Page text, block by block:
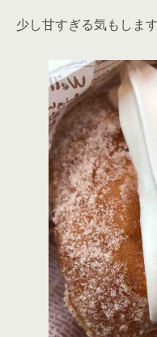
少し甘すぎる気もしま